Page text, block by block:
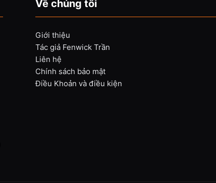
Về chúng tôi
Giới thiệu
Tác giả Fenwick Trần
Liên hệ
Chính sách bảo mật
Điều Khoản và điều kiện